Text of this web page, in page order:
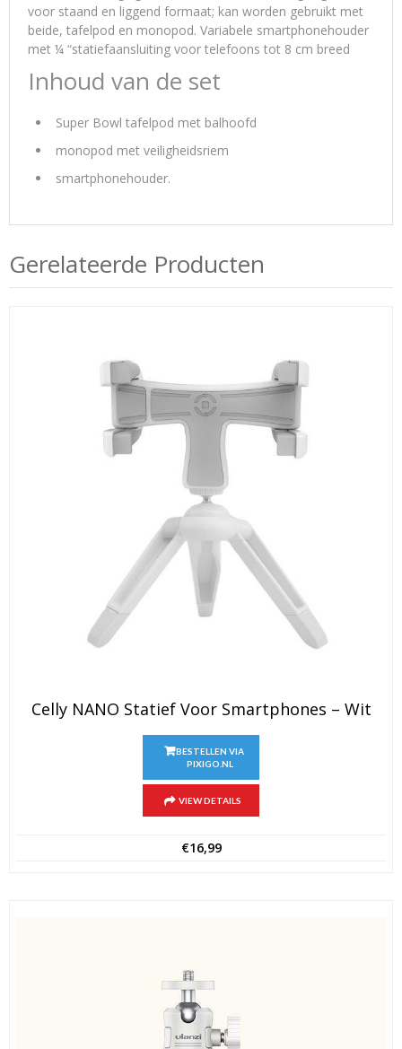
voor staand en liggend formaat; kan worden gebruikt met
beide, tafelpod en monopod. Variabele smartphonehouder
met ¼ “statiefaansluiting voor telefoons tot 8 cm breed
Inhoud van de set
Super Bowl tafelpod met balhoofd
monopod met veiligheidsriem
smartphonehouder.
Gerelateerde Producten
Celly NANO Statief Voor Smartphones – Wit
BESTELLEN VIA
PIXIGO.NL
VIEW DETAILS
€16,99